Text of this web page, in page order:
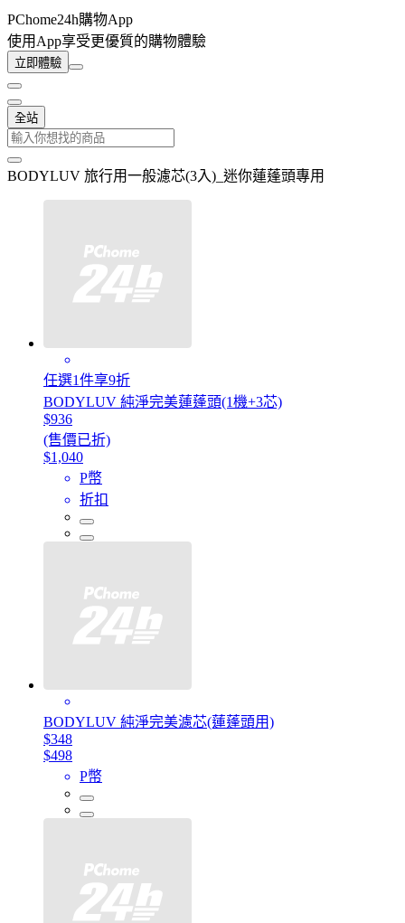
PChome24h購物App
使用App享受更優質的購物體驗
立即體驗
全站
BODYLUV 旅行用一般濾芯(3入)_迷你蓮蓬頭專用
任選1件享9折
BODYLUV 純淨完美蓮蓬頭(1機+3芯)
$936
(售價已折)
$1,040
P幣
折扣
BODYLUV 純淨完美濾芯(蓮蓬頭用)
$348
$498
P幣